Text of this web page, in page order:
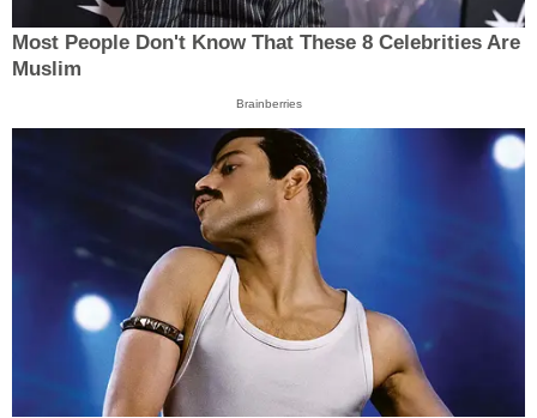
Most People Don't Know That These 8 Celebrities Are
Muslim
Brainberries